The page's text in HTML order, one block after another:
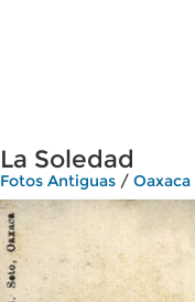
La Soledad
Fotos Antiguas / Oaxaca